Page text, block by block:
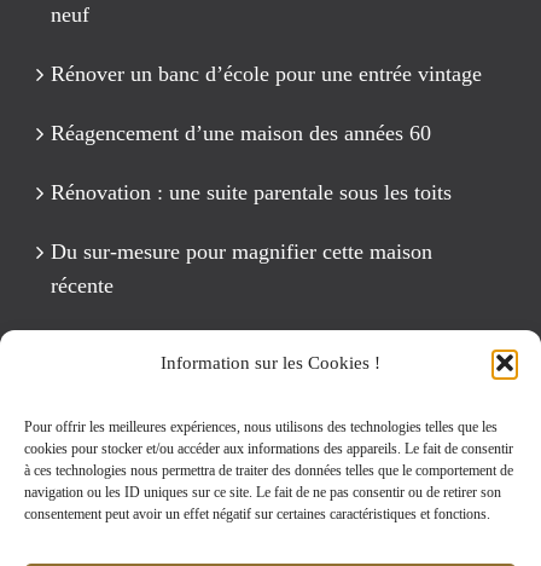
Information sur les Cookies !
Pour offrir les meilleures expériences, nous utilisons des technologies telles que les
cookies pour stocker et/ou accéder aux informations des appareils. Le fait de consentir
à ces technologies nous permettra de traiter des données telles que le comportement de
navigation ou les ID uniques sur ce site. Le fait de ne pas consentir ou de retirer son
consentement peut avoir un effet négatif sur certaines caractéristiques et fonctions.
neuf
Rénover un banc d’école pour une entrée vintage
Réagencement d’une maison des années 60
Rénovation : une suite parentale sous les toits
Du sur-mesure pour magnifier cette maison
récente
Rechercher: